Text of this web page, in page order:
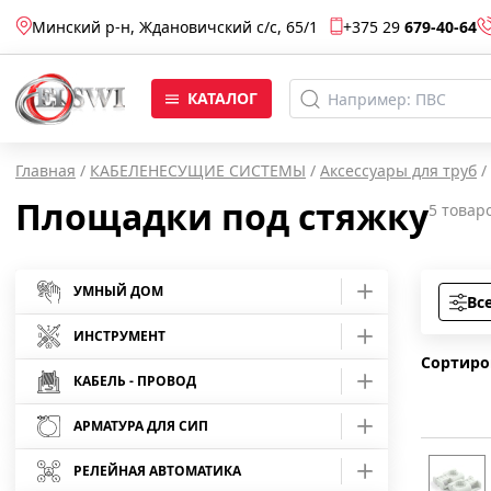
Минский р-н, Ждановичский с/c, 65/1 +375 29679-40-64
КАТАЛОГ
Главная / КАБЕЛЕНЕСУЩИЕ СИСТЕМЫ / Аксессуары для труб /
Площадки под стяжку5
УМНЫЙ ДОМ
Умные розетки
Умные лампы
Умные камеры
Умные светодиодные ленты
ИНСТРУМЕНТ
Средства защиты
Отвертки
Отвертки Master
Инструмент шарнирно-губцевый
КАБЕЛЬ - ПРОВОД
Кабель АВБбШв
Кабель АВВГ
АРМАТУРА ДЛЯ СИП
Арматура для монтажа СИП
РЕЛЕЙНАЯ АВТОМАТИКА